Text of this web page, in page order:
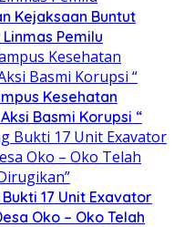
Kejaksaan Buntut
Pemilu
Kesehatan
Basmi Korupsi “
17 Unit Exavator
Oko – Oko Telah